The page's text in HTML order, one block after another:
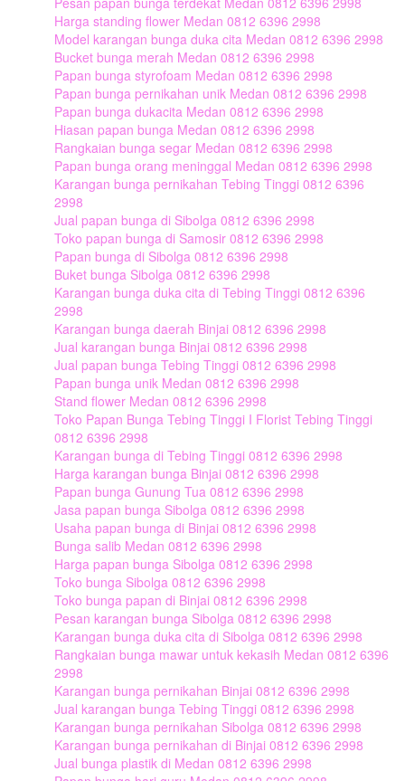
Harga standing flower Medan 0812 6396 2998
Model karangan bunga duka cita Medan 0812 6396 2998
Bucket bunga merah Medan 0812 6396 2998
Papan bunga styrofoam Medan 0812 6396 2998
Papan bunga pernikahan unik Medan 0812 6396 2998
Papan bunga dukacita Medan 0812 6396 2998
Hiasan papan bunga Medan 0812 6396 2998
Rangkaian bunga segar Medan 0812 6396 2998
Papan bunga orang meninggal Medan 0812 6396 2998
Karangan bunga pernikahan Tebing Tinggi 0812 6396
2998
Jual papan bunga di Sibolga 0812 6396 2998
Toko papan bunga di Samosir 0812 6396 2998
Papan bunga di Sibolga 0812 6396 2998
Buket bunga Sibolga 0812 6396 2998
Karangan bunga duka cita di Tebing Tinggi 0812 6396
2998
Karangan bunga daerah Binjai 0812 6396 2998
Jual karangan bunga Binjai 0812 6396 2998
Jual papan bunga Tebing Tinggi 0812 6396 2998
Papan bunga unik Medan 0812 6396 2998
Stand flower Medan 0812 6396 2998
Toko Papan Bunga Tebing Tinggi I Florist Tebing Tinggi
0812 6396 2998
Karangan bunga di Tebing Tinggi 0812 6396 2998
Harga karangan bunga Binjai 0812 6396 2998
Papan bunga Gunung Tua 0812 6396 2998
Jasa papan bunga Sibolga 0812 6396 2998
Usaha papan bunga di Binjai 0812 6396 2998
Bunga salib Medan 0812 6396 2998
Harga papan bunga Sibolga 0812 6396 2998
Toko bunga Sibolga 0812 6396 2998
Toko bunga papan di Binjai 0812 6396 2998
Pesan karangan bunga Sibolga 0812 6396 2998
Karangan bunga duka cita di Sibolga 0812 6396 2998
Rangkaian bunga mawar untuk kekasih Medan 0812 6396
2998
Karangan bunga pernikahan Binjai 0812 6396 2998
Jual karangan bunga Tebing Tinggi 0812 6396 2998
Karangan bunga pernikahan Sibolga 0812 6396 2998
Karangan bunga pernikahan di Binjai 0812 6396 2998
Jual bunga plastik di Medan 0812 6396 2998